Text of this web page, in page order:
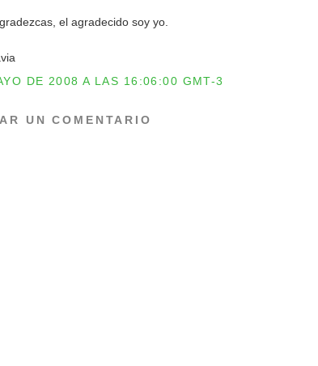
el agradecido soy yo.
DE 2008 A LAS 16:06:00 GMT-3
UN COMENTARIO